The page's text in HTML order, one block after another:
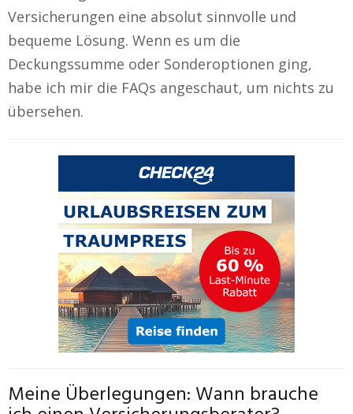
Versicherungen eine absolut sinnvolle und
bequeme Lösung. Wenn es um die
Deckungssumme oder Sonderoptionen ging,
habe ich mir die FAQs angeschaut, um nichts zu
übersehen.
Meine Überlegungen: Wann brauche